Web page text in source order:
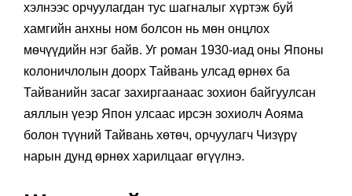
хэлнээс орчуулагдан тус шагналыг хүртэж буй
хамгийн анхны ном болсон нь мөн онцлох
мөчүүдийн нэг байв. Уг роман 1930-иад оны Японы
колоничлолын доорх Тайвань улсад өрнөх ба
Тайванийн засаг захиргаанаас зохион байгуулсан
аяллын үеэр Япон улсаас ирсэн зохиолч Аояма
болон түүний Тайвань хөтөч, орчуулагч Чизүрү
нарын дунд өрнөх харилцааг өгүүлнэ.